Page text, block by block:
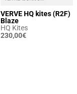
VERVE HQ kites (R2F)
Blaze
HQ Kites
230,00€